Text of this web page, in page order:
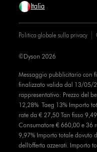
Italia
Politica globale sulla privacy
Messaggio pubblicitario con
finalizzato valida dal 13/05/
rappresentativo: Prezzo del
12,28% Taeg 13% Importo
rate da € 27,50 Tan fisso
Consumatore € 660,00 e 36
9,97% Importo totale dovuto
dell’offerta azzerati. Importo
©Dyson 2026